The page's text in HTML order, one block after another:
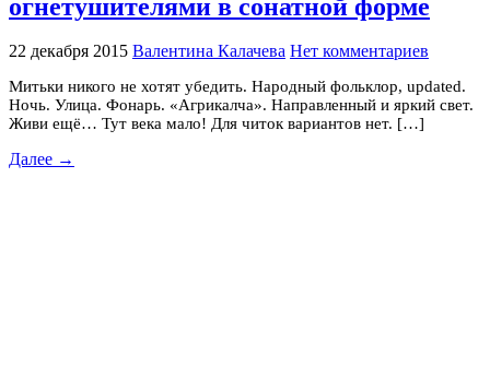
огнетушителями в сонатной форме
22 декабря 2015 Валентина Калачева Нет комментариев
Митьки никого не хотят убедить. Народный фольклор, updated.
Ночь. Улица. Фонарь. «Агрикалча». Направленный и яркий свет.
Живи ещё… Тут века мало! Для читок вариантов нет. […]
Далее →